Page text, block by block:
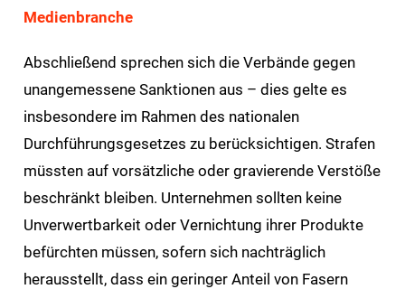
Medienbranche
Abschließend sprechen sich die Verbände gegen
unangemessene Sanktionen aus – dies gelte es
insbesondere im Rahmen des nationalen
Durchführungsgesetzes zu berücksichtigen. Strafen
müssten auf vorsätzliche oder gravierende Verstöße
beschränkt bleiben. Unternehmen sollten keine
Unverwertbarkeit oder Vernichtung ihrer Produkte
befürchten müssen, sofern sich nachträglich
herausstellt, dass ein geringer Anteil von Fasern